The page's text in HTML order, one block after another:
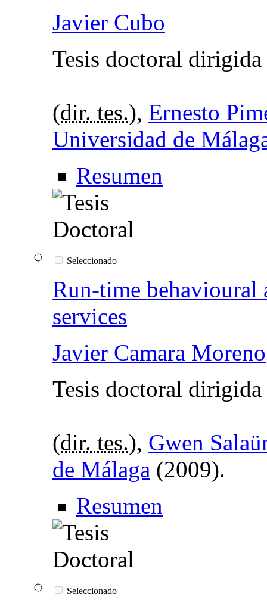
Javier Cubo
Tesis doctoral dirigida
(dir. tes.), Ernesto
Universidad de
Resumen
Seleccionado
Run-time behavioural
services
Javier Camara Moreno
Tesis doctoral dirigida
(dir. tes.), Gwen
de Málaga (2009).
Resumen
Seleccionado